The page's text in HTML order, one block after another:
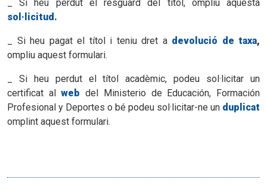
_ Si heu perdut el resguard del títol, ompliu aquesta
sol·licitud.
_ Si heu pagat el títol i teniu dret a devolució de taxa,
ompliu aquest formulari.
Si heu perdut el títol acadèmic, podeu sol·licitar un
certificat al web del Ministerio de Educación, Formación
Profesional y Deportes o bé podeu sol·licitar-ne un duplicat
omplint aquest formulari.